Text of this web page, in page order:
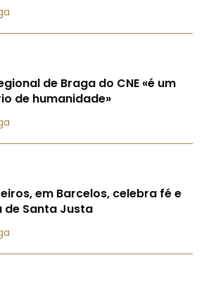
de Braga do CNE «é um
de humanidade»
em Barcelos, celebra fé e
Santa Justa